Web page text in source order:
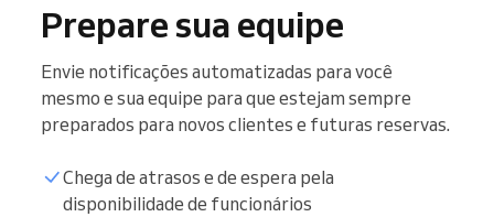
Prepare sua equipe
Envie notificações automatizadas para você
mesmo e sua equipe para que estejam sempre
preparados para novos clientes e futuras reservas.
Chega de atrasos e de espera pela
disponibilidade de funcionários